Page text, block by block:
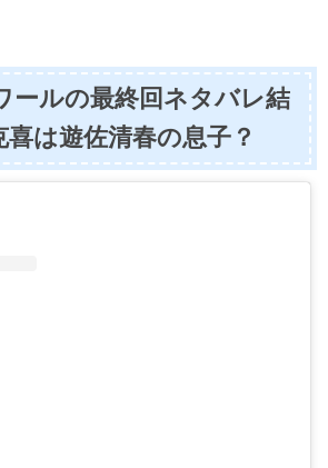
ールの最終回ネタバレ結
は遊佐清春の息子？